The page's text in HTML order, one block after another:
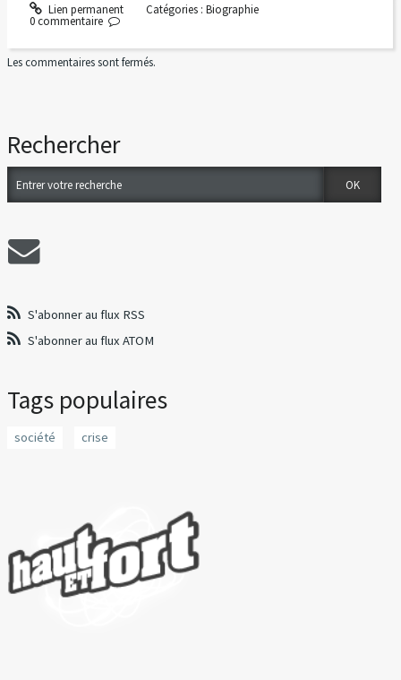
Rechercher
S'abonner au flux RSS
S'abonner au flux ATOM
Tags populaires
société crise
Lien permanent Catégories : Biographie
0 commentaire
Les commentaires sont fermés.